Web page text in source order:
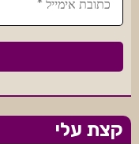
קצת עלי